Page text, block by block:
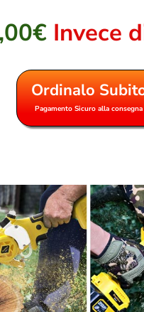
Invece
Ordinalo
Pagamento Sicuro alla consegna